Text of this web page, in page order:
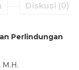
Diskusi (0)
Perlindungan